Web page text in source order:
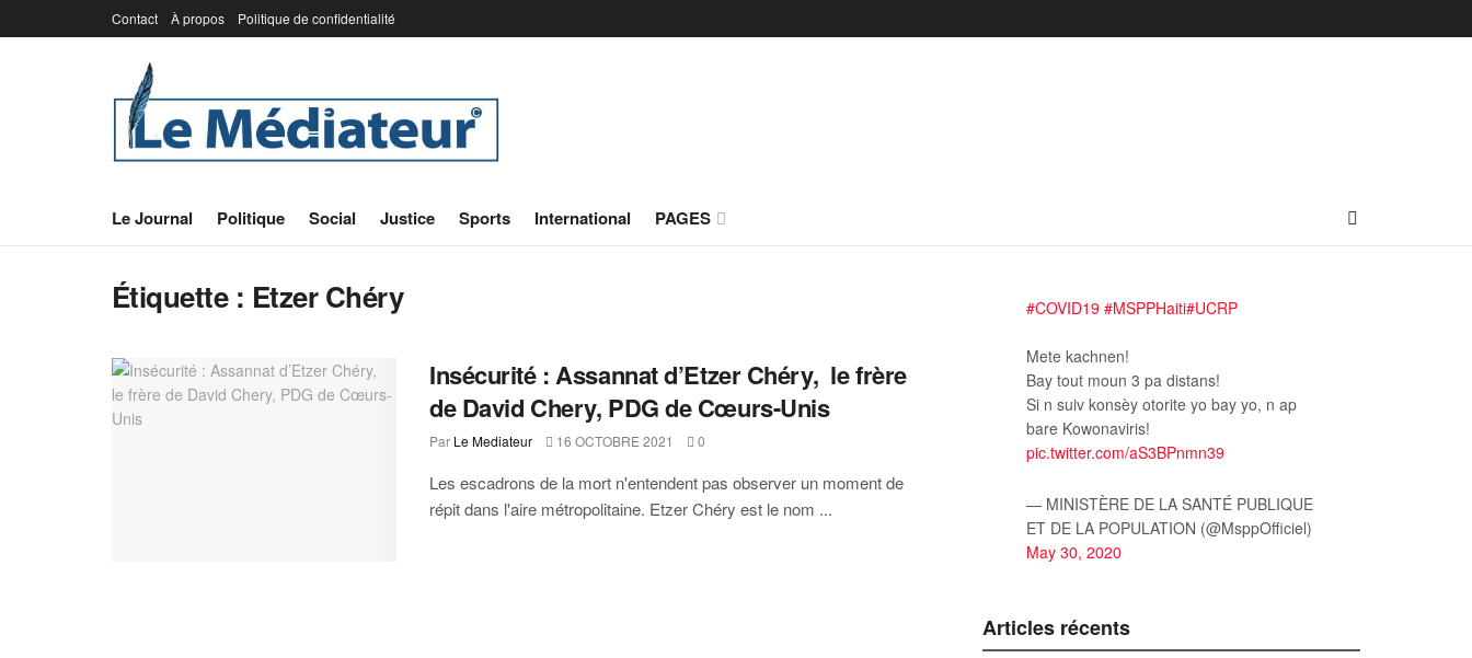
Contact À propos Politique de confidentialité
Le Journal Politique Social Justice Sports International PAGES
Étiquette : Etzer Chéry
Insécurité : Assannat d’Etzer Chéry, le frère
de David Chery, PDG de Cœurs-Unis
Par Le Mediateur 16 OCTOBRE 2021 0
Les escadrons de la mort n'entendent pas observer un moment de
répit dans l'aire métropolitaine. Etzer Chéry est le nom ...
#COVID19 #MSPPHaiti#UCRP
Mete kachnen!
Bay tout moun 3 pa distans!
Si n suiv konsèy otorite yo bay yo, n ap
bare Kowonaviris!
pic.twitter.com/aS3BPnmn39
— MINISTÈRE DE LA SANTÉ PUBLIQUE
ET DE LA POPULATION (@MsppOfficiel)
May 30, 2020
Articles récents